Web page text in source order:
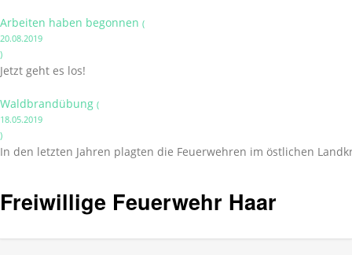
Arbeiten haben begonnen (
20.08.2019
)
Jetzt geht es los!
Waldbrandübung (
18.05.2019
)
In den letzten Jahren plagten die Feuerwehren im östlichen
Freiwillige Feuerwehr Haar